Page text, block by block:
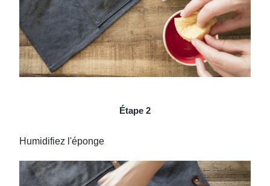
Étape 2
Humidifiez l'éponge